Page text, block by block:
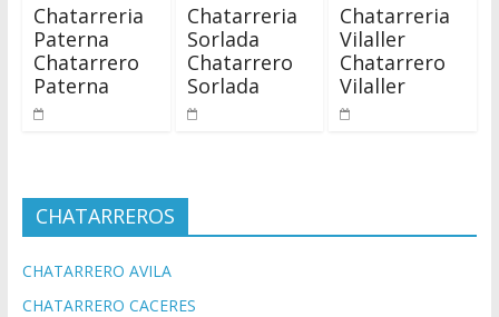
Chatarreria
Paterna
Chatarrero
Paterna
Chatarreria
Sorlada
Chatarrero
Sorlada
Chatarreria
Vilaller
Chatarrero
Vilaller
CHATARREROS
CHATARRERO AVILA
CHATARRERO CACERES